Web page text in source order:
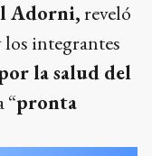
Adorni,reveló
integrantes
la salud del
“pronta